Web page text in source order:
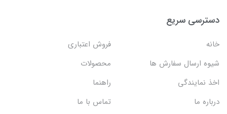
دسترسی سریع
خانه
فروش اعتباری
شیوه ارسال سفارش ها
محصولات
اخذ نمایندگی
راهنما
درباره ما
تماس با ما